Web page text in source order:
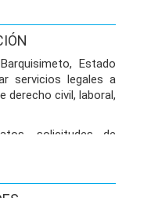
Estado
servicios legales a
derecho civil, laboral,
solicitudes de
y documentos